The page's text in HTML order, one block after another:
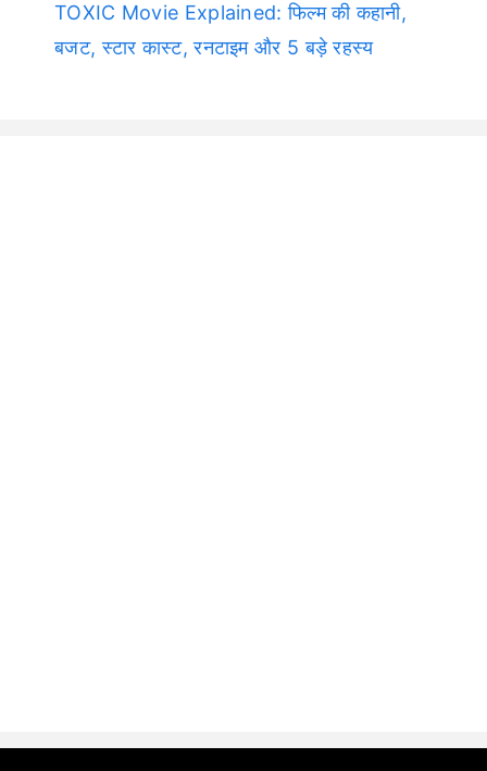
TOXIC Movie Explained: फिल्म की कहानी,
बजट, स्टार कास्ट, रनटाइम और 5 बड़े रहस्य